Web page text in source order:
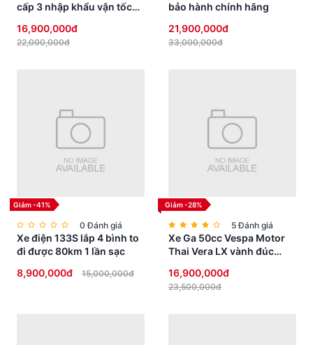
cấp 3 nhập khẩu vận tốc
16,900,000đ
22,000,000đ
bảo hành chính hãng
21,900,000đ
33,000,000đ
Giảm -41%
0 Đánh giá
Xe điện 133S lắp 4 bình to
đi được 80km 1 lần sạc
8,900,000đ
15,000,000đ
Giảm -28%
5 Đánh giá
Xe Ga 50cc Vespa Motor
Thai Vera LX vành đúc
16,900,000đ
23,500,000đ